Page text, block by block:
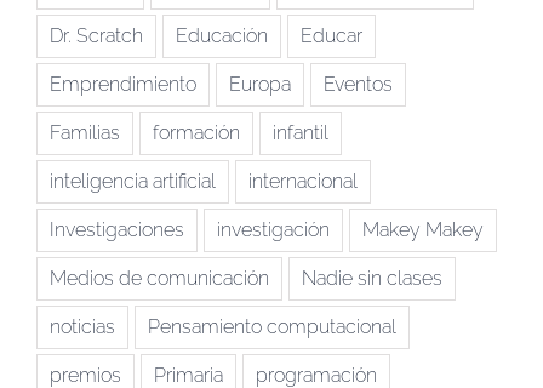
Dr. Scratch Educación Educar
Emprendimiento Europa Eventos
Familias formación infantil
inteligencia artificial internacional
Investigaciones investigación Makey Makey
Medios de comunicación Nadie sin clases
noticias Pensamiento computacional
premios Primaria programación